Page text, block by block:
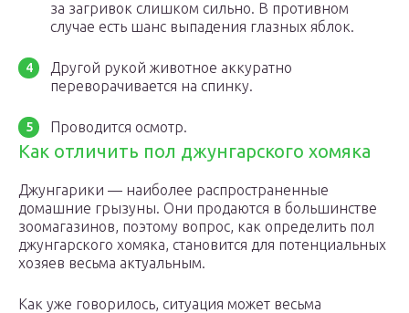
за загривок слишком сильно. В противном
случае есть шанс выпадения глазных яблок.
Другой рукой животное аккуратно
переворачивается на спинку.
Проводится осмотр.
Как отличить пол джунгарского хомяка
Джунгарики — наиболее распространенные
домашние грызуны. Они продаются в большинстве
зоомагазинов, поэтому вопрос, как определить пол
джунгарского хомяка, становится для потенциальных
хозяев весьма актуальным.
Как уже говорилось, ситуация может весьма